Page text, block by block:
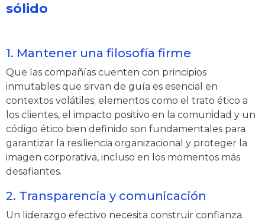
sólido
1. Mantener una filosofía firme
Que las compañías cuenten con principios
inmutables que sirvan de guía es esencial en
contextos volátiles; elementos como el trato ético a
los clientes, el impacto positivo en la comunidad y un
código ético bien definido son fundamentales para
garantizar la resiliencia organizacional y proteger la
imagen corporativa, incluso en los momentos más
desafiantes.
2. Transparencia y comunicación
Un liderazgo efectivo necesita construir confianza.